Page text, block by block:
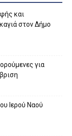
και
στον Δήμο
για
Ιερού Ναού